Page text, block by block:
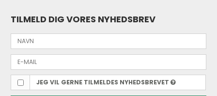
TILMELD DIG VORES NYHEDSBREV
JEG VIL GERNE TILMELDES NYHEDSBREVET